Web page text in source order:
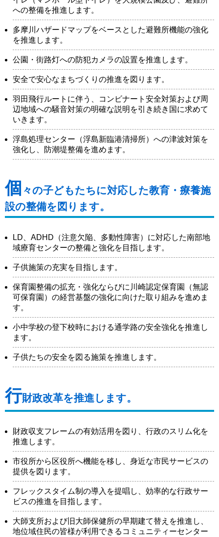
への整備を推進します。
多摩川ハザードマップをベースとした避難所機能の強化
を推進します。
公園・街路灯への防犯カメラの設置を推進します。
安全で安心なまちづくりの推進を図ります。
羽田飛行ルートに伴う、コンビナート安全対策および周
辺地域への騒音対策の明確な説明を引き続き国に求めて
いきます。
浮島処理センター（浮島新臨港清掃所）への津波対策を
強化し、防潮堤整備を進めます。
個 々の子どもたちに対応した教育・療養施
設の整備を図ります。
LD、ADHD（注意欠陥、多動性障害）に対応した南部地
域療育センターの整備と強化を目指します。
子供施策の充実を目指します。
保育園整備の拡充・強化ならびに川崎認定保育園（無認
可保育園）の経営基盤の強化に向けた取り組みを進めま
す。
小中学校の登下校時における通学路の安全強化を推進し
ます。
子供たちの安全を図る施策を推進します。
行財政改革を推進します。
財政収支フレームの有効活用を図り、行政のスリム化を
推進します。
市役所から区役所へ機能を移し、身近な市民サービスの
提供を図ります。
フレックスタイム制の導入を提唱し、効率的な行政サー
ビスの推進を目指します。
大師支所および旧大師保健所の早期建て替えを推進し、
地位域住民の皆様が利用できるコミュニティーセンター